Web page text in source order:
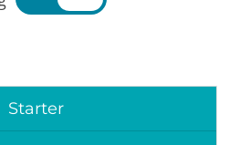
Starter